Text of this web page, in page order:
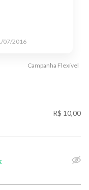
07/2016
Campanha Flexível
R$ 10,00